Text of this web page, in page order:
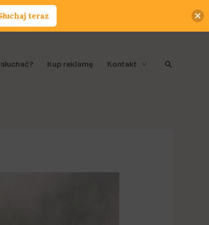
Kup reklamę Kontakt Szukaj
teraz